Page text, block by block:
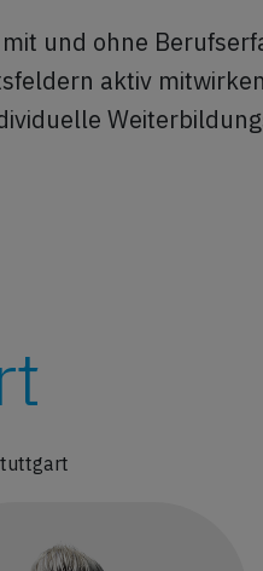
und ohne
aktiv